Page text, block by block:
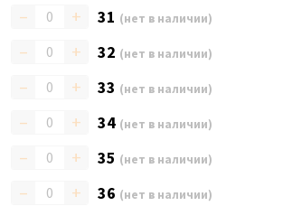
– + 31 (нет в наличии)
– + 32 (нет в наличии)
– + 33 (нет в наличии)
– + 34 (нет в наличии)
– + 35 (нет в наличии)
– + 36 (нет в наличии)